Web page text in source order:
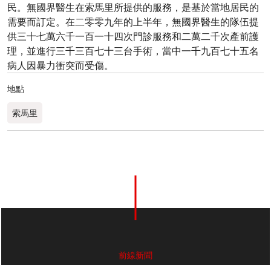
民。無國界醫生在索馬里所提供的服務，是基於當地居民的
需要而訂定。在二零零九年的上半年，無國界醫生的隊伍提
供三十七萬六千一百一十四次門診服務和二萬二千次產前護
理，並進行三千三百七十三台手術，當中一千九百七十五名
病人因暴力衝突而受傷。
地點
索馬里
前線新聞